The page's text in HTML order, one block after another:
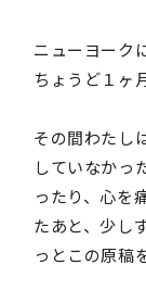
ニューヨーク
ちょうど１ヶ
その間わたし
していなかっ
ったり、心
たあと、少し
っとこの原稿